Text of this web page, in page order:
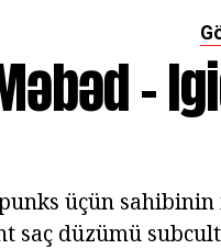
-
üçün
saç düzümü